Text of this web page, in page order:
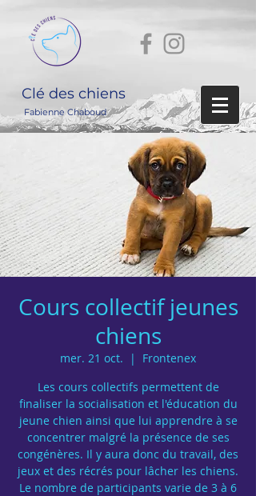
Clé des chiens
Fabienne Chaboud
Cours collectif jeunes
chiens
mer. 21 oct.
  |
Frontenex
Les cours collectifs permettent de
finaliser la socialisation et l'éducation du
jeune chien ainsi que lui apprendre à se
concentrer malgré la présence de ses
congénères. Il y aura donc du travail, des
jeux et des récrés pour lâcher les chiens.
Le nombre de participants varie de 3 à 6